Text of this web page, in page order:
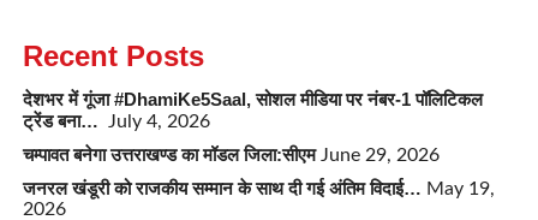
Recent Posts
देशभर में गूंजा #DhamiKe5Saal, सोशल मीडिया पर नंबर-1 पॉलिटिकल
ट्रेंड बना…
July 4, 2026
चम्पावत बनेगा उत्तराखण्ड का मॉडल जिला:सीएम June 29, 2026
जनरल खंडूरी को राजकीय सम्मान के साथ दी गई अंतिम विदाई… May 19,
2026